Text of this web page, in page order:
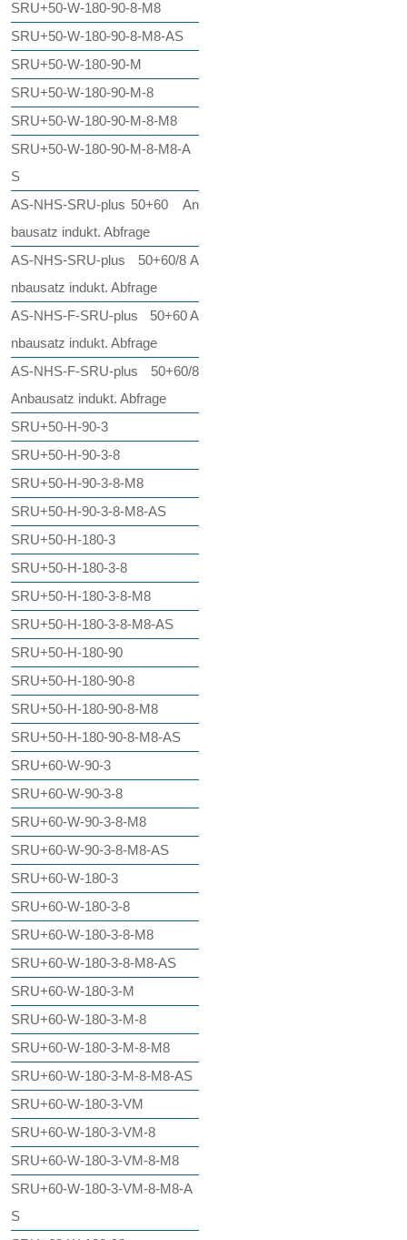
SRU+50-W-180-90-8-M8
SRU+50-W-180-90-8-M8-AS
SRU+50-W-180-90-M
SRU+50-W-180-90-M-8
SRU+50-W-180-90-M-8-M8
SRU+50-W-180-90-M-8-M8-A
S
AS-NHS-SRU-plus 50+60 An
bausatz indukt. Abfrage
AS-NHS-SRU-plus 50+60/8 A
nbausatz indukt. Abfrage
AS-NHS-F-SRU-plus 50+60 A
nbausatz indukt. Abfrage
AS-NHS-F-SRU-plus 50+60/8
Anbausatz indukt. Abfrage
SRU+50-H-90-3
SRU+50-H-90-3-8
SRU+50-H-90-3-8-M8
SRU+50-H-90-3-8-M8-AS
SRU+50-H-180-3
SRU+50-H-180-3-8
SRU+50-H-180-3-8-M8
SRU+50-H-180-3-8-M8-AS
SRU+50-H-180-90
SRU+50-H-180-90-8
SRU+50-H-180-90-8-M8
SRU+50-H-180-90-8-M8-AS
SRU+60-W-90-3
SRU+60-W-90-3-8
SRU+60-W-90-3-8-M8
SRU+60-W-90-3-8-M8-AS
SRU+60-W-180-3
SRU+60-W-180-3-8
SRU+60-W-180-3-8-M8
SRU+60-W-180-3-8-M8-AS
SRU+60-W-180-3-M
SRU+60-W-180-3-M-8
SRU+60-W-180-3-M-8-M8
SRU+60-W-180-3-M-8-M8-AS
SRU+60-W-180-3-VM
SRU+60-W-180-3-VM-8
SRU+60-W-180-3-VM-8-M8
SRU+60-W-180-3-VM-8-M8-A
S